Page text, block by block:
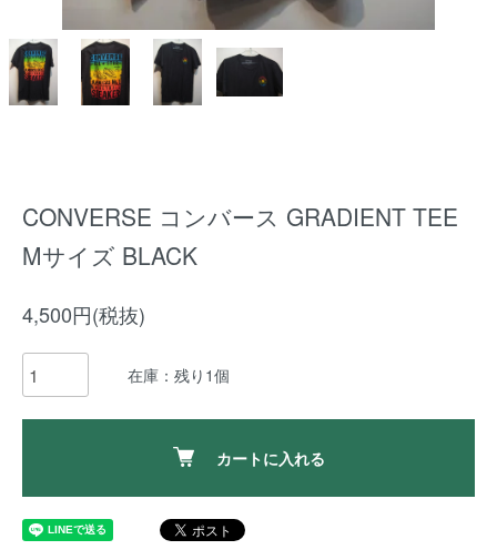
CONVERSE コンバース GRADIENT TEE
Mサイズ BLACK
4,500円(税抜)
在庫：残り1個
カートに入れる